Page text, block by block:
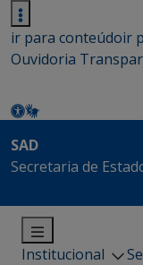
ir para conteúdoir
Ouvidoria
SAD
Secretaria de
Institucional